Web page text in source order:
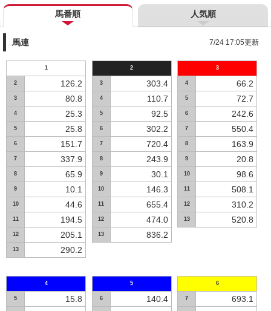
馬番順 人気順
馬連 7/24 17:05更新
1
2 126.2
3 80.8
4 25.3
5 25.8
6 151.7
7 337.9
8 65.9
9 10.1
10 44.6
11 194.5
12 205.1
13 290.2
2
3 303.4
4 110.7
5 92.5
6 302.2
7 720.4
8 243.9
9 30.1
10 146.3
11 655.4
12 474.0
13 836.2
3
4 66.2
5 72.7
6 242.6
7 550.4
8 163.9
9 20.8
10 98.6
11 508.1
12 310.2
13 520.8
4
5 15.8
5
6 140.4
6
7 693.1